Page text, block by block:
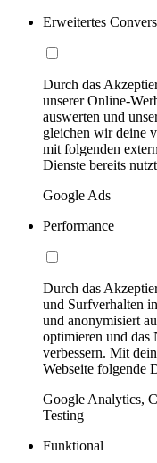
Erweitertes
Durch das
unserer Online-
auswerten und
gleichen wir deine
mit folgenden
Dienste bereits
Google Ads
Performance
Durch das
und Surfverhalten
und anonymisiert
optimieren und das
verbessern. Mit
Webseite folgende
Google Analytics,
Testing
Funktional